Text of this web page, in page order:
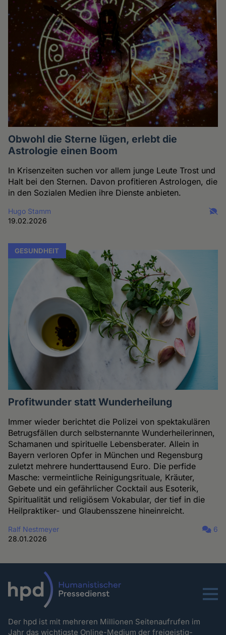
Obwohl die Sterne lügen, erlebt die
Astrologie einen Boom
In Krisenzeiten suchen vor allem junge Leute Trost und
Halt bei den Sternen. Davon profitieren Astrologen, die
in den Sozialen Medien ihre Dienste anbieten.
Hugo Stamm
19.02.2026
GESUNDHEIT
Profitwunder statt Wunderheilung
Immer wieder berichtet die Polizei von spektakulären
Betrugsfällen durch selbsternannte Wunderheilerinnen,
Schamanen und spirituelle Lebensberater. Allein in
Bayern verloren Opfer in München und Regensburg
zuletzt mehrere hunderttausend Euro. Die perfide
Masche: vermeintliche Reinigungsrituale, Kräuter,
Gebete und ein gefährlicher Cocktail aus Esoterik,
Spiritualität und religiösem Vokabular, der tief in die
Heilpraktiker- und Glaubensszene hineinreicht.
Ralf Nestmeyer
28.01.2026
6
Menu
Der hpd ist mit mehreren Millionen Seitenaufrufen im
Jahr das wichtigste Online-Medium der freigeistig-